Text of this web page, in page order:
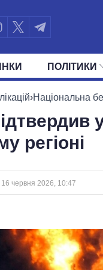
ПОЛIТИКИ
ПРЕЗИДЕНТ І
›Національна
регіоні
16 червня 2026, 10:47